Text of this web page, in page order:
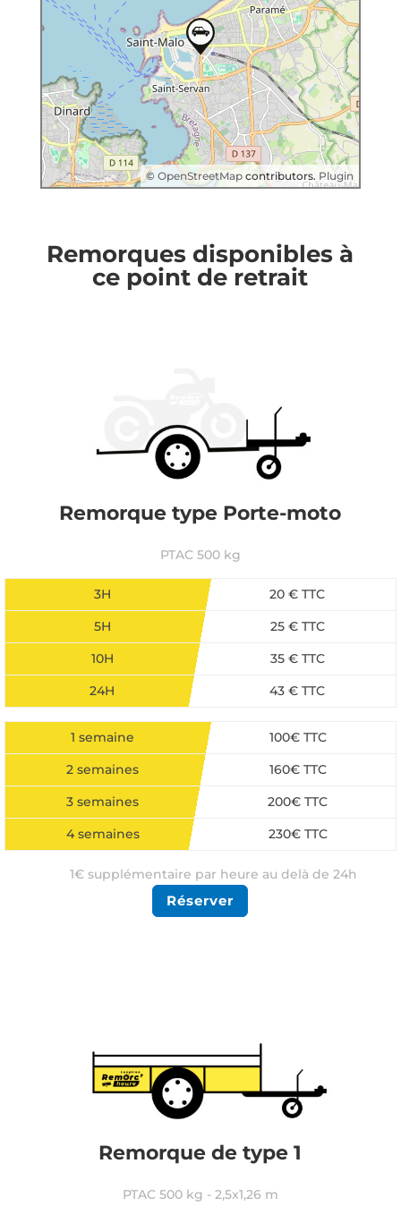
©OpenStreetMap contributors. Plugin
Remorques disponibles à
ce point de retrait
Remorque type Porte-moto
PTAC 500 kg
3H
20 € TTC
5H
25 € TTC
10H
35 € TTC
24H
43 € TTC
1 semaine
100€ TTC
2 semaines
160€ TTC
3 semaines
200€ TTC
4 semaines
230€ TTC
1€ supplémentaire par heure au delà de 24h
Réserver
Remorque de type 1
PTAC 500 kg - 2,5x1,26 m